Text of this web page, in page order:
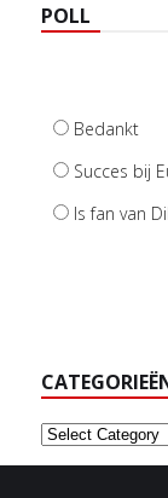
POLL
Bedankt
Succes bij
Is fan van
Categorieën